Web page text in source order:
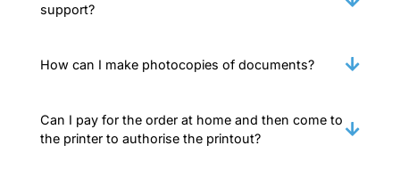
support?
How can I make photocopies of documents?
Can I pay for the order at home and then come to
the printer to authorise the printout?